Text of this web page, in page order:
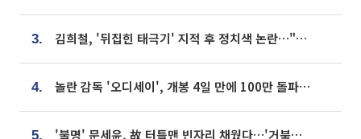
3. 김희철, '뒤집힌 태극기' 지적 후 정치색 논란…"좌우 떠나 우리나라 국기"
4. 놀란 감독 '오디세이', 개봉 4일 만에 100만 돌파⋯'왕사남' 보다 빠르다
5. '불명' 문세윤, 故 터틀맨 빈자리 채웠다…'거북이' 눈물의 최종 우승